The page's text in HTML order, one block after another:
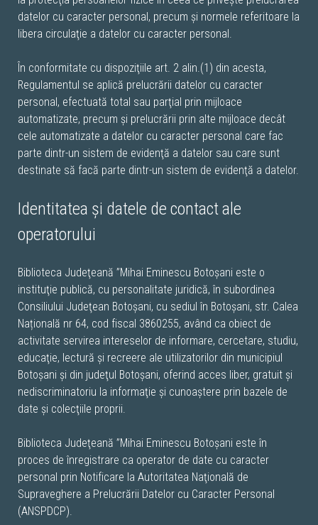
datelor cu caracter personal, precum şi normele referitoare la
libera circulaţie a datelor cu caracter personal.
În conformitate cu dispoziţiile art. 2 alin.(1) din acesta,
Regulamentul se aplică prelucrării datelor cu caracter
personal, efectuată total sau parţial prin mijloace
automatizate, precum şi prelucrării prin alte mijloace decât
cele automatizate a datelor cu caracter personal care fac
parte dintr-un sistem de evidenţă a datelor sau care sunt
destinate să facă parte dintr-un sistem de evidenţă a datelor.
Identitatea şi datele de contact ale
operatorului
Biblioteca Judeţeană ”Mihai Eminescu Botoșani este o
instituţie publică, cu personalitate juridică, în subordinea
Consiliului Judeţean Botoșani, cu sediul în Botoșani, str. Calea
Națională nr 64, cod fiscal 3860255, având ca obiect de
activitate servirea intereselor de informare, cercetare, studiu,
educaţie, lectură şi recreere ale utilizatorilor din municipiul
Botoșani şi din judeţul Botoșani, oferind acces liber, gratuit şi
nediscriminatoriu la informaţie şi cunoaştere prin bazele de
date şi colecţiile proprii.
Biblioteca Judeţeană ”Mihai Eminescu Botoșani este în
proces de înregistrare ca operator de date cu caracter
personal prin Notificare la Autoritatea Naţională de
Supraveghere a Prelucrării Datelor cu Caracter Personal
(ANSPDCP).